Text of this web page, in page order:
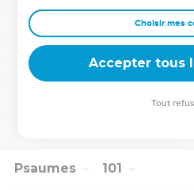
nous lui appartenons : nous
dont il est le berger.
Entrez dans ses portes avec
parvis avec des chants de
Psaumes 101
Choisir mes
Accepter tous
Tout